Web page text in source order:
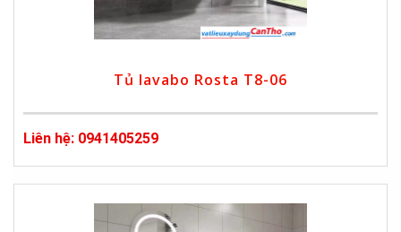
Tủ lavabo Rosta T8-06
Liên hệ: 0941405259